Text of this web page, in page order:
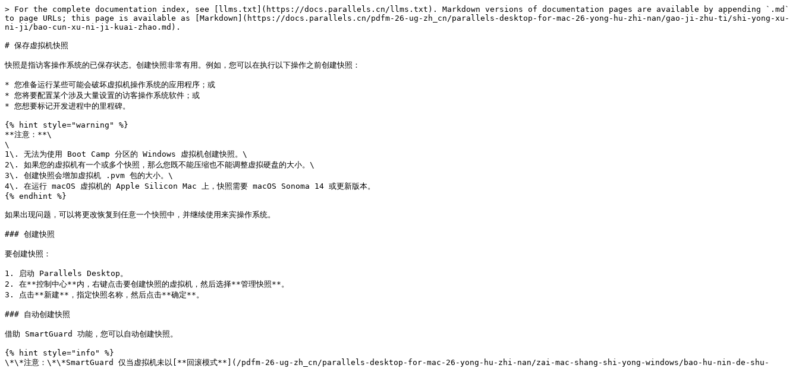
> For the complete documentation index, see [llms.txt](https://docs.parallels.cn/llms.txt). Markdown versions of documentation pages are available by appending `.md`
to page URLs; this page is available as [Markdown](https://docs.parallels.cn/pdfm-26-ug-zh_cn/parallels-desktop-for-mac-26-yong-hu-zhi-nan/gao-ji-zhu-ti/shi-yong-xu-
ni-ji/bao-cun-xu-ni-ji-kuai-zhao.md).
# 保存虚拟机快照
快照是指访客操作系统的已保存状态。创建快照非常有用。例如，您可以在执行以下操作之前创建快照：
* 您准备运行某些可能会破坏虚拟机操作系统的应用程序；或
* 您将要配置某个涉及大量设置的访客操作系统软件；或
* 您想要标记开发进程中的里程碑。
{% hint style="warning" %}
**注意：**\
\
1\. 无法为使用 Boot Camp 分区的 Windows 虚拟机创建快照。\
2\. 如果您的虚拟机有一个或多个快照，那么您既不能压缩也不能调整虚拟硬盘的大小。\
3\. 创建快照会增加虚拟机 .pvm 包的大小。\
4\. 在运行 macOS 虚拟机的 Apple Silicon Mac 上，快照需要 macOS Sonoma 14 或更新版本。
{% endhint %}
如果出现问题，可以将更改恢复到任意一个快照中，并继续使用来宾操作系统。
### 创建快照
要创建快照：
1. 启动 Parallels Desktop。
2. 在**控制中心**内，右键点击要创建快照的虚拟机，然后选择**管理快照**。
3. 点击**新建**，指定快照名称，然后点击**确定**。
### 自动创建快照
借助 SmartGuard 功能，您可以自动创建快照。
{% hint style="info" %}
\*\*注意：\*\*SmartGuard 仅当虚拟机未以[**回滚模式**](/pdfm-26-ug-zh_cn/parallels-desktop-for-mac-26-yong-hu-zhi-nan/zai-mac-shang-shi-yong-windows/bao-hu-nin-de-shu-